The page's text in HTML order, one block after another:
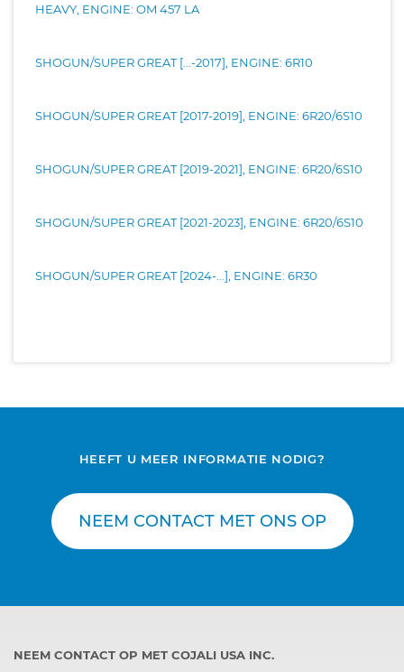
HEAVY, ENGINE: OM 457 LA
SHOGUN/SUPER GREAT [...-2017], ENGINE: 6R10
SHOGUN/SUPER GREAT [2017-2019], ENGINE: 6R20/6S10
SHOGUN/SUPER GREAT [2019-2021], ENGINE: 6R20/6S10
SHOGUN/SUPER GREAT [2021-2023], ENGINE: 6R20/6S10
SHOGUN/SUPER GREAT [2024-...], ENGINE: 6R30
HEEFT U MEER INFORMATIE NODIG?
NEEM CONTACT MET ONS OP
NEEM CONTACT OP MET COJALI USA INC.